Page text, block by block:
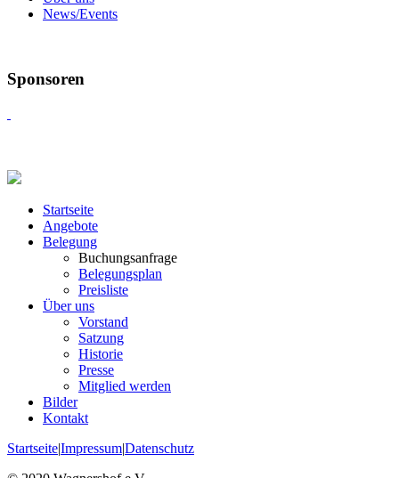
News/Events
Sponsoren
Startseite
Angebote
Belegung
Buchungsanfrage
Belegungsplan
Preisliste
Über uns
Vorstand
Satzung
Historie
Presse
Mitglied werden
Bilder
Kontakt
Startseite|Impressum|Datenschutz